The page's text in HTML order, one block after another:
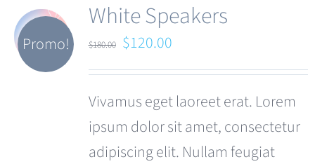
Promo!
White Speakers
$180.00 Le
prix
était :
$180.00.
$120.00Le
prix
actuel
est :
$120.00.
Vivamus eget laoreet erat. Lorem
ipsum dolor sit amet, consectetur
adipiscing elit. Nullam feugiat